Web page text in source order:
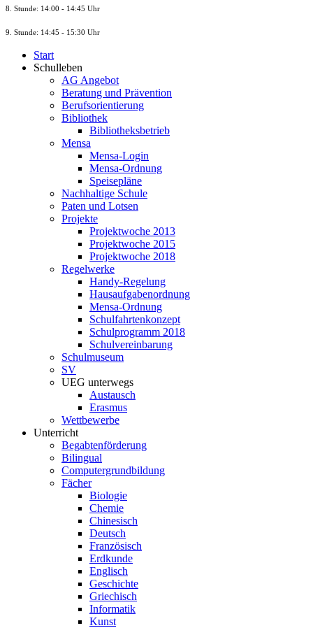
8. Stunde: 14:00 - 14:45 Uhr
9. Stunde: 14:45 - 15:30 Uhr
Start
Schulleben
AG Angebot
Beratung und Prävention
Berufsorientierung
Bibliothek
Bibliotheksbetrieb
Mensa
Mensa-Login
Mensa-Ordnung
Speisepläne
Nachhaltige Schule
Paten und Lotsen
Projekte
Projektwoche 2013
Projektwoche 2015
Projektwoche 2018
Regelwerke
Handy-Regelung
Hausaufgabenordnung
Mensa-Ordnung
Schulfahrtenkonzept
Schulprogramm 2018
Schulvereinbarung
Schulmuseum
SV
UEG unterwegs
Austausch
Erasmus
Wettbewerbe
Unterricht
Begabtenförderung
Bilingual
Computergrundbildung
Fächer
Biologie
Chemie
Chinesisch
Deutsch
Französisch
Erdkunde
Englisch
Geschichte
Griechisch
Informatik
Kunst